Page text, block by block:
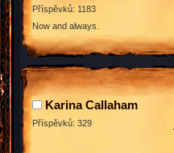
Příspěvků: 1183
Now and always.
Karina Callaham
Příspěvků: 329